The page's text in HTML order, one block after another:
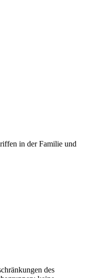
in der Familie und
des